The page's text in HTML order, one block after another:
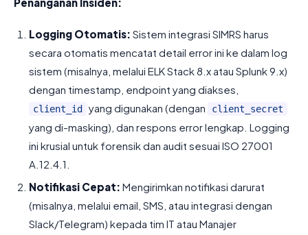
Logging Otomatis: Sistem integrasi SIMRS harus
secara otomatis mencatat detail error ini ke dalam log
sistem (misalnya, melalui ELK Stack 8.x atau Splunk 9.x)
dengan timestamp, endpoint yang diakses,
client_id yang digunakan (dengan client_secret
yang di-masking), dan respons error lengkap. Logging
ini krusial untuk forensik dan audit sesuai ISO 27001
A.12.4.1.
Notifikasi Cepat: Mengirimkan notifikasi darurat
(misalnya, melalui email, SMS, atau integrasi dengan
Slack/Telegram) kepada tim IT atau Manajer